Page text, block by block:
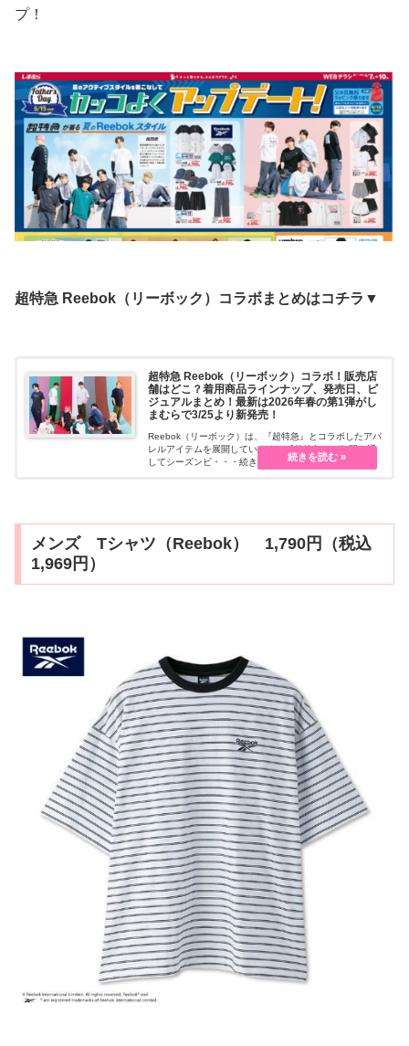
プ！
超特急 Reebok（リーボック）コラボまとめはコチラ▼
超特急 Reebok（リーボック）コラボ！販売店
舗はどこ？着用商品ラインナップ、発売日、ビ
ジュアルまとめ！最新は2026年春の第1弾がし
まむらで3/25より新発売！
Reebok（リーボック）は、『超特急』とコラボしたアパ
レルアイテムを展開しています！『超特急』が年間を通
してシーズンビ・・・続きを読む
メンズ Tシャツ（Reebok） 1,790円（税込
1,969円）